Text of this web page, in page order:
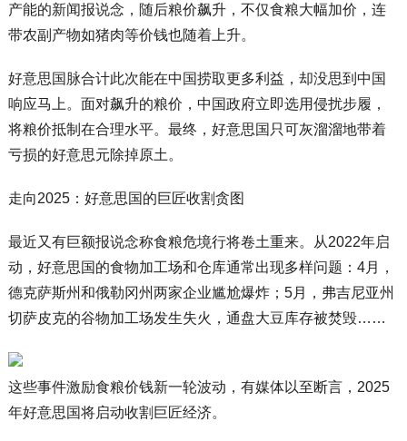
产能的新闻报说念，随后粮价飙升，不仅食粮大幅加价，连
带农副产物如猪肉等价钱也随着上升。
好意思国脉合计此次能在中国捞取更多利益，却没思到中国
响应马上。面对飙升的粮价，中国政府立即选用侵扰步履，
将粮价抵制在合理水平。最终，好意思国只可灰溜溜地带着
亏损的好意思元除掉原土。
走向2025：好意思国的巨匠收割贪图
最近又有巨额报说念称食粮危境行将卷土重来。从2022年启
动，好意思国的食物加工场和仓库通常出现多样问题：4月，
德克萨斯州和俄勒冈州两家企业尴尬爆炸；5月，弗吉尼亚州
切萨皮克的谷物加工场发生失火，通盘大豆库存被焚毁……
这些事件激励食粮价钱新一轮波动，有媒体以至断言，2025
年好意思国将启动收割巨匠经济。